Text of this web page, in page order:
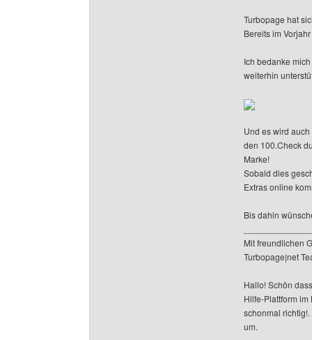
Turbopage hat
Bereits im
Ich bedanke
weiterhin
Und es wird
den 100.Check
Marke!
Sobald dies
Extras online
Bis dahin
Mit freundlichen
Turbopage|net
Hallo! Schön
Hilfe-Plattform
schonmal
um.